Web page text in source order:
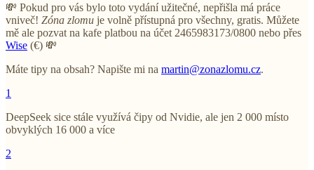
💸 Pokud pro vás bylo toto vydání užitečné, nepřišla má práce
vniveč! Zóna zlomu je volně přístupná pro všechny, gratis. Můžete
mě ale pozvat na kafe platbou na účet 2465983173/0800 nebo přes
Wise (€) 💸
Máte tipy na obsah? Napište mi na martin@zonazlomu.cz.
1
DeepSeek sice stále využívá čipy od Nvidie, ale jen 2 000 místo
obvyklých 16 000 a více
2